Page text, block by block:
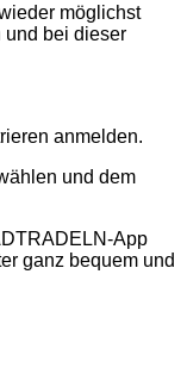
möglichst
und bei dieser
anmelden.
und dem
App
ganz bequem und